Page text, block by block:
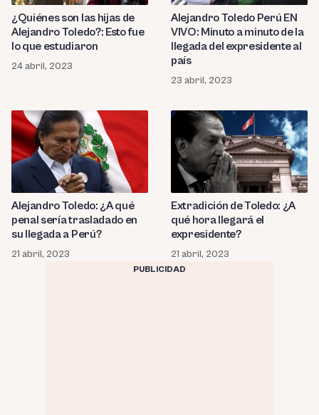
¿Quiénes son las hijas de
Alejandro Toledo?: Esto fue
lo que estudiaron
24 abril, 2023
Alejandro Toledo Perú EN
VIVO: Minuto a minuto de la
llegada del expresidente al
país
23 abril, 2023
Alejandro Toledo: ¿A qué
penal sería trasladado en
su llegada a Perú?
21 abril, 2023
Extradición de Toledo: ¿A
qué hora llegará el
expresidente?
21 abril, 2023
PUBLICIDAD